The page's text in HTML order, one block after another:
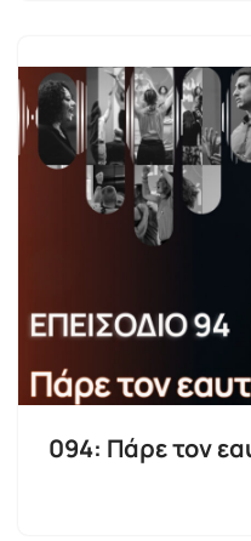
094: Πάρε τον